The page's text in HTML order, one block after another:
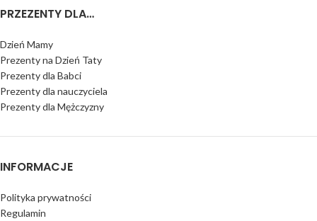
PRZEZENTY DLA…
Dzień Mamy
Prezenty na Dzień Taty
Prezenty dla Babci
Prezenty dla nauczyciela
Prezenty dla Mężczyzny
INFORMACJE
Polityka prywatności
Regulamin